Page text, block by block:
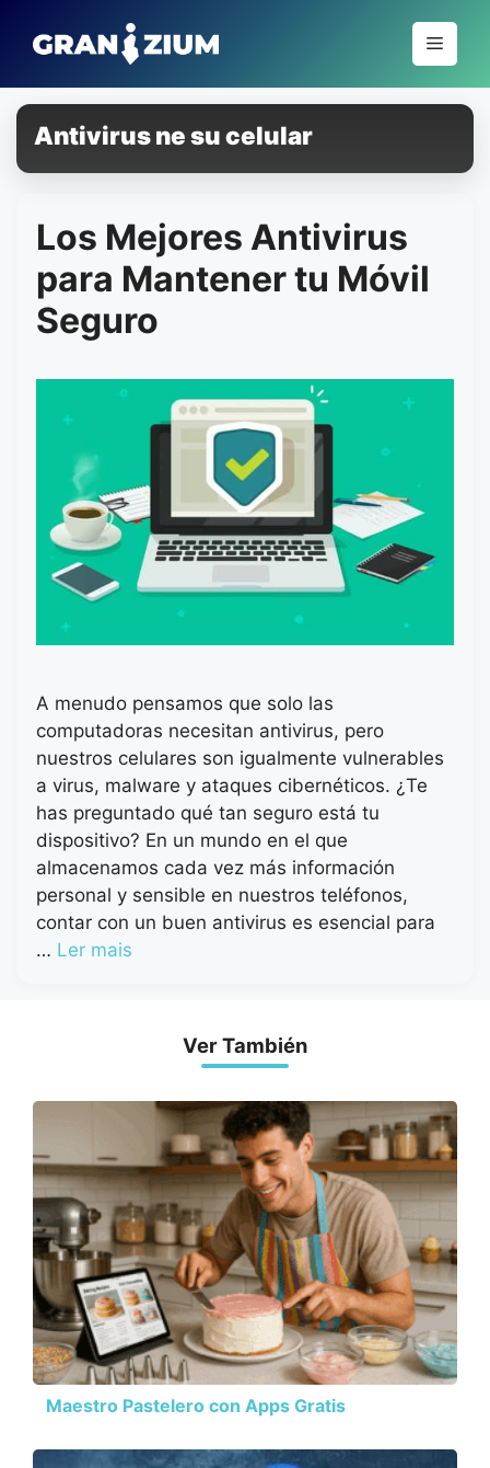
para
conteúdo
Menu
Antivirus ne su celular
Los Mejores Antivirus
para Mantener tu Móvil
Seguro
A menudo pensamos que solo las
computadoras necesitan antivirus, pero
nuestros celulares son igualmente vulnerables
a virus, malware y ataques cibernéticos. ¿Te
has preguntado qué tan seguro está tu
dispositivo? En un mundo en el que
almacenamos cada vez más información
personal y sensible en nuestros teléfonos,
contar con un buen antivirus es esencial para
… Ler mais
Ver También
Maestro Pastelero con Apps Gratis